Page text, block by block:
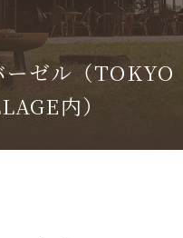
ゼル（TOKYO
内）